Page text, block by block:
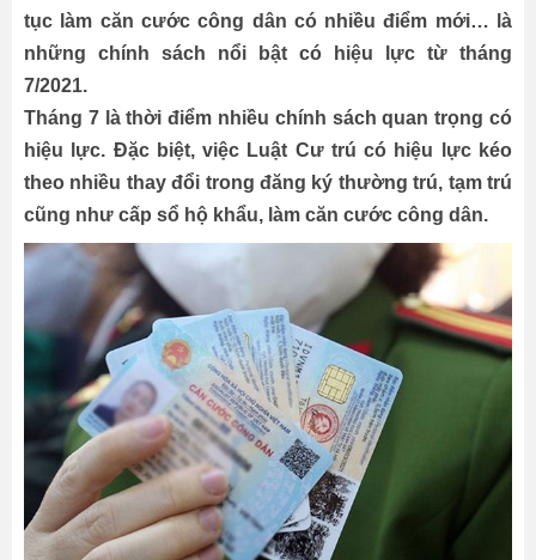
tục làm căn cước công dân có nhiều điểm mới… là
những chính sách nổi bật có hiệu lực từ tháng
7/2021.
Tháng 7 là thời điểm nhiều chính sách quan trọng có
hiệu lực. Đặc biệt, việc Luật Cư trú có hiệu lực kéo
theo nhiều thay đổi trong đăng ký thường trú, tạm trú
cũng như cấp sổ hộ khẩu, làm căn cước công dân.